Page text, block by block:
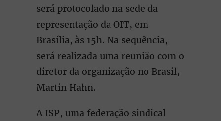
será protocolado na sede da
representação da OIT, em
Brasília, às 15h. Na sequência,
será realizada uma reunião com o
diretor da organização no Brasil,
Martin Hahn.
A ISP, uma federação sindical